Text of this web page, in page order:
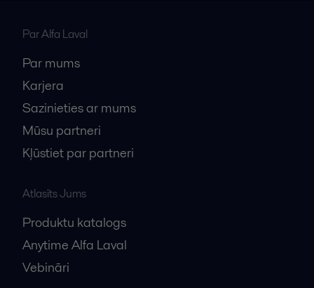
Par Alfa Laval
Par mums
Karjera
Sazinieties ar mums
Mūsu partneri
Kļūstiet par partneri
Atlasīts Jums
Produktu katalogs
Anytime Alfa Laval
Vebināri